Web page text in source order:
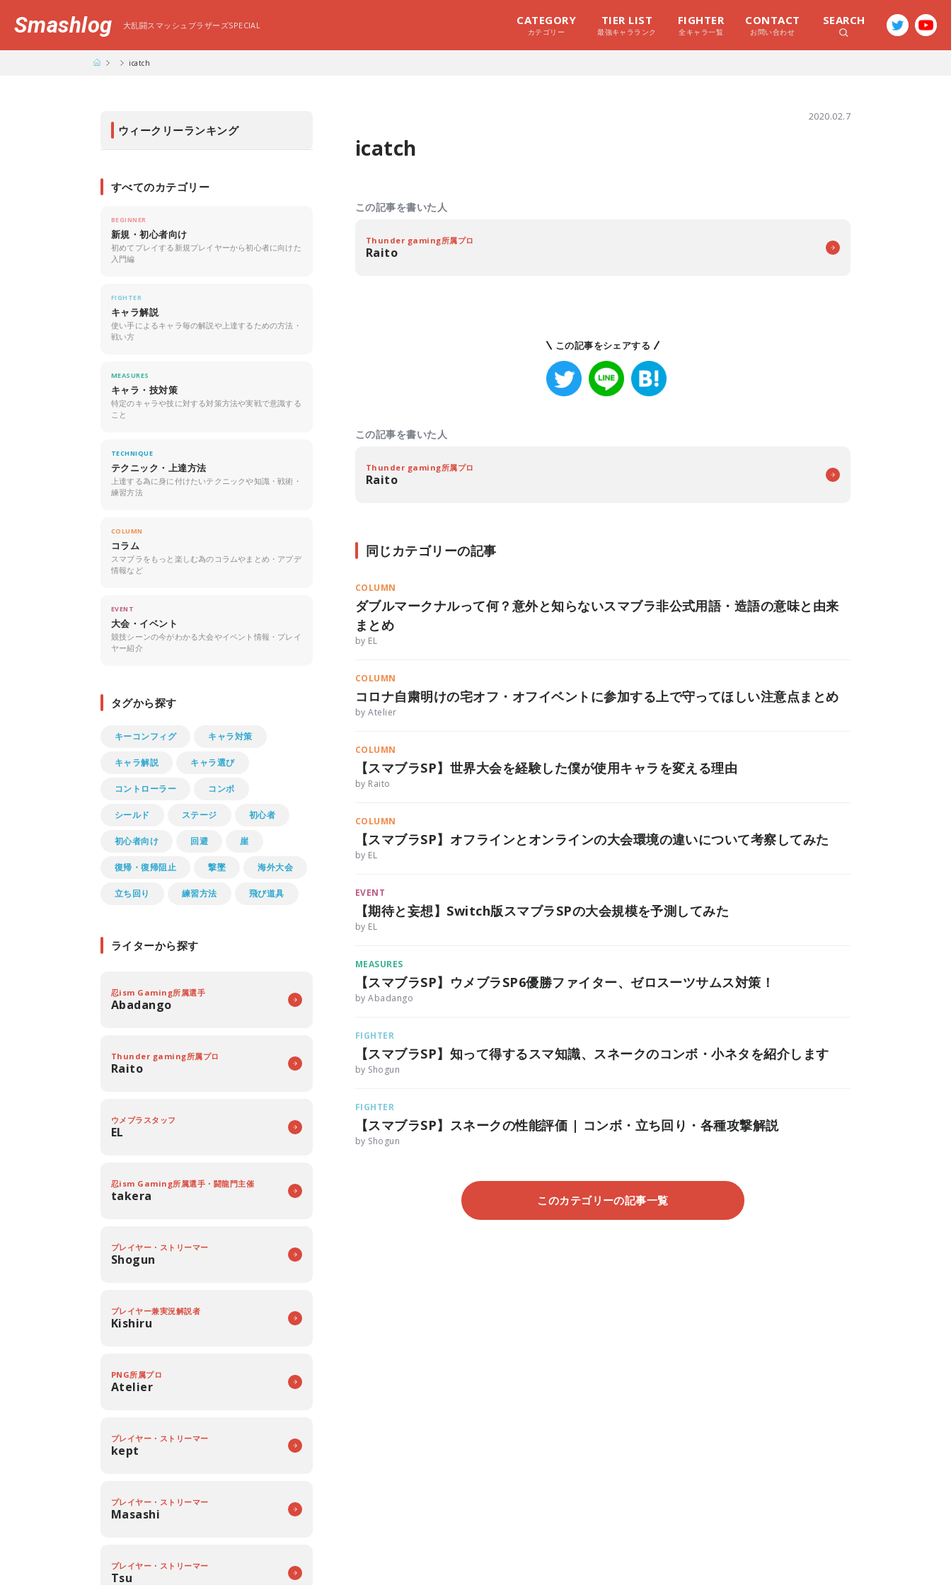
Smashlog 大乱闘スマッシュブラザーズSPECIAL CATEGORY
カテゴリー
TIER LIST
最強キャラランク
FIGHTER
全キャラ一覧
CONTACT
お問い合わせ
SEARCH
icatch
2020.02.7
icatch
この記事を書いた人
Thunder gaming所属プロ
Raito
この記事をシェアする
この記事を書いた人
Thunder gaming所属プロ
Raito
同じカテゴリーの記事
COLUMN
ダブルマークナルって何？意外と知らないスマブラ非公式用語・造語の意味と由来
まとめ
by EL
COLUMN
コロナ自粛明けの宅オフ・オフイベントに参加する上で守ってほしい注意点まとめ
by Atelier
COLUMN
【スマブラSP】世界大会を経験した僕が使用キャラを変える理由
by Raito
COLUMN
【スマブラSP】オフラインとオンラインの大会環境の違いについて考察してみた
by EL
EVENT
【期待と妄想】Switch版スマブラSPの大会規模を予測してみた
by EL
MEASURES
【スマブラSP】ウメブラSP6優勝ファイター、ゼロスーツサムス対策！
by Abadango
FIGHTER
【スマブラSP】知って得するスマ知識、スネークのコンボ・小ネタを紹介します
by Shogun
FIGHTER
【スマブラSP】スネークの性能評価 | コンボ・立ち回り・各種攻撃解説
by Shogun
このカテゴリーの記事一覧
ウィークリーランキング
すべてのカテゴリー
BEGINNER
新規・初心者向け
初めてプレイする新規プレイヤーから初心者に向けた
入門編
FIGHTER
キャラ解説
使い手によるキャラ毎の解説や上達するための方法・
戦い方
MEASURES
キャラ・技対策
特定のキャラや技に対する対策方法や実戦で意識する
こと
TECHNIQUE
テクニック・上達方法
上達する為に身に付けたいテクニックや知識・戦術・
練習方法
COLUMN
コラム
スマブラをもっと楽しむ為のコラムやまとめ・アプデ
情報など
EVENT
大会・イベント
競技シーンの今がわかる大会やイベント情報・プレイ
ヤー紹介
タグから探す
キーコンフィグ キャラ対策
キャラ解説 キャラ選び
コントローラー コンボ
シールド ステージ 初心者
初心者向け 回避 崖
復帰・復帰阻止 撃墜 海外大会
立ち回り 練習方法 飛び道具
ライターから探す
忍ism Gaming所属選手
Abadango
Thunder gaming所属プロ
Raito
ウメブラスタッフ
EL
忍ism Gaming所属選手・闘龍門主催
takera
プレイヤー・ストリーマー
Shogun
プレイヤー兼実況解説者
Kishiru
PNG所属プロ
Atelier
プレイヤー・ストリーマー
kept
プレイヤー・ストリーマー
Masashi
プレイヤー・ストリーマー
Tsu